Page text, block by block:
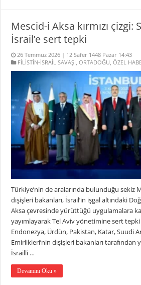
Mescid-i Aksa kırmızı çizgi:
İsrail’e sert tepki
26 Temmuz 2026 | 12 Safer 1448 Pazar 14:43
FİLİSTİN-İSRAİL SAVAŞI ,ORTADOĞU ,ÖZEL
Türkiye’nin de aralarında bulunduğu sekiz
dışişleri bakanları, İsrail’in işgal altındaki
Aksa çevresinde yürüttüğü uygulamalara
yayımlayarak Tel Aviv yönetimine sert tepki
Endonezya, Ürdün, Pakistan, Katar, Suudi
Emirlikleri’nin dışişleri bakanları tarafından
İsrailli …
Devamını Oku »